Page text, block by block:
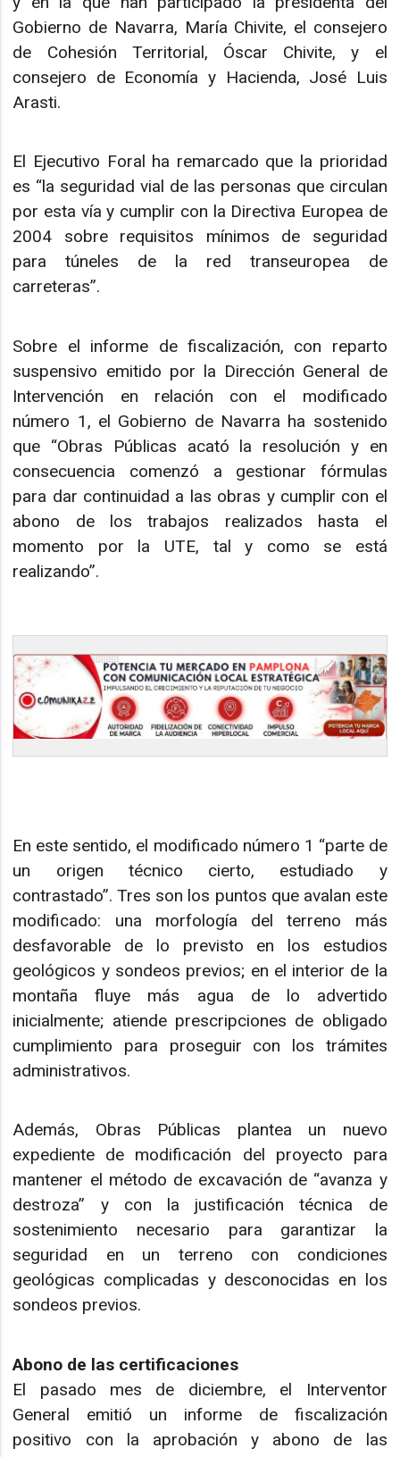
Gobierno de Navarra, María Chivite, el consejero
de Cohesión Territorial, Óscar Chivite, y el
consejero de Economía y Hacienda, José Luis
Arasti.
El Ejecutivo Foral ha remarcado que la prioridad
es “la seguridad vial de las personas que circulan
por esta vía y cumplir con la Directiva Europea de
2004 sobre requisitos mínimos de seguridad
para túneles de la red transeuropea de
carreteras”.
Sobre el informe de fiscalización, con reparto
suspensivo emitido por la Dirección General de
Intervención en relación con el modificado
número 1, el Gobierno de Navarra ha sostenido
que “Obras Públicas acató la resolución y en
consecuencia comenzó a gestionar fórmulas
para dar continuidad a las obras y cumplir con el
abono de los trabajos realizados hasta el
momento por la UTE, tal y como se está
realizando”.
En este sentido, el modificado número 1 “parte de
un origen técnico cierto, estudiado y
contrastado”. Tres son los puntos que avalan este
modificado: una morfología del terreno más
desfavorable de lo previsto en los estudios
geológicos y sondeos previos; en el interior de la
montaña fluye más agua de lo advertido
inicialmente; atiende prescripciones de obligado
cumplimiento para proseguir con los trámites
administrativos.
Además, Obras Públicas plantea un nuevo
expediente de modificación del proyecto para
mantener el método de excavación de “avanza y
destroza” y con la justificación técnica de
sostenimiento necesario para garantizar la
seguridad en un terreno con condiciones
geológicas complicadas y desconocidas en los
sondeos previos.
Abono de las certificaciones
El pasado mes de diciembre, el Interventor
General emitió un informe de fiscalización
positivo con la aprobación y abono de las